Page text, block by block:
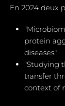
En 2024 deux
protein
diseases"
"Studying
transfer
context of